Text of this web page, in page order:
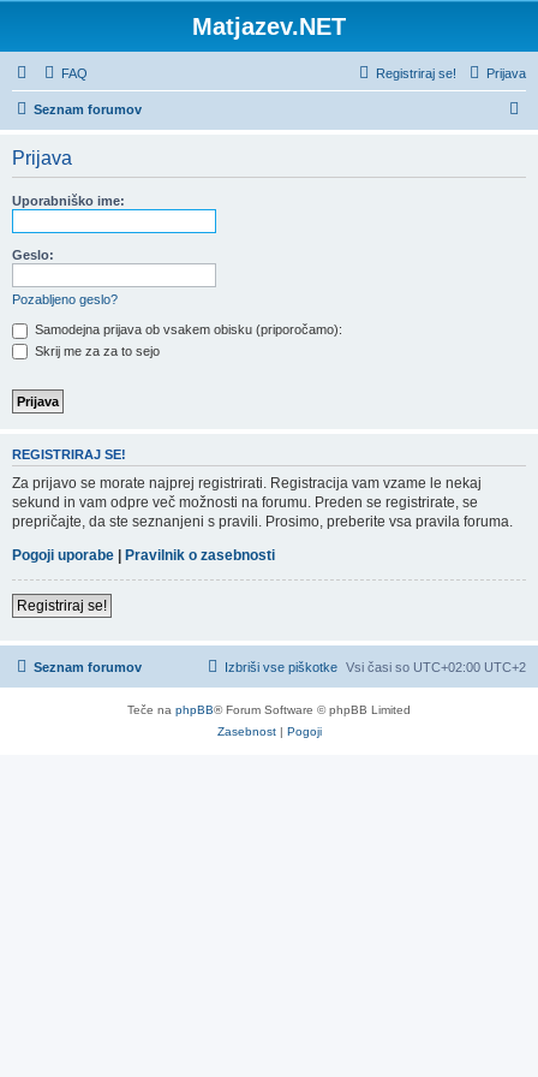
Matjazev.NET
FAQ Prijava
Registriraj se!
Seznam forumov
Prijava
Uporabniško ime:
Geslo:
Pozabljeno geslo?
Samodejna prijava ob vsakem obisku (priporočamo):
Skrij me za za to sejo
REGISTRIRAJ SE!
Za prijavo se morate najprej registrirati. Registracija vam vzame le nekaj
sekund in vam odpre več možnosti na forumu. Preden se registrirate, se
prepričajte, da ste seznanjeni s pravili. Prosimo, preberite vsa pravila foruma.
Pogoji uporabe | Pravilnik o zasebnosti
Registriraj se!
Seznam forumov Vsi časi so UTC+02:00 UTC+2
Izbriši vse piškotke
Teče na phpBB® Forum Software © phpBB Limited
Zasebnost| Pogoji